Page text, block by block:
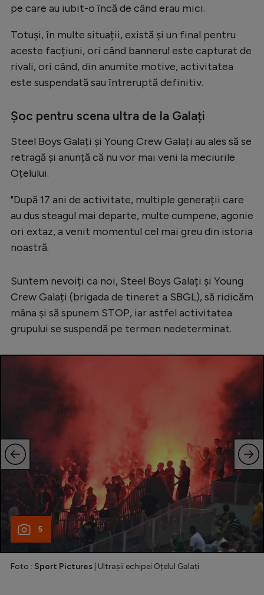
Intră în cont
Creează cont
pe care au iubit-o încă de când erau mici.
Totuși, în multe situații, există și un final pentru
aceste facțiuni, ori când bannerul este capturat de
rivali, ori când, din anumite motive, activitatea
este suspendată sau întreruptă definitiv.
Șoc pentru scena ultra de la Galați
Steel Boys Galați și Young Crew Galați au ales să se
retragă și anunță că nu vor mai veni la meciurile
Oțelului.
"După 17 ani de activitate, multiple generații care
au dus steagul mai departe, multe cumpene, agonie
ori extaz, a venit momentul cel mai greu din istoria
noastră.
Suntem nevoiți ca noi, Steel Boys Galați și Young
Crew Galați (brigada de tineret a SBGL), să ridicăm
mâna și să spunem STOP, iar astfel activitatea
grupului se suspendă pe termen nedeterminat.
5
Foto : Sport Pictures | Ultrașii echipei Oțelul Galați